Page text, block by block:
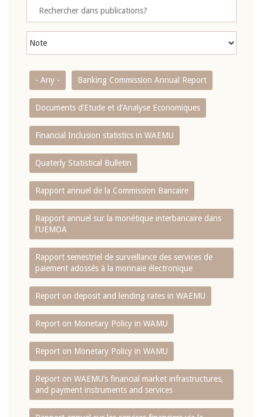
- Any - Banking Commission Annual Report
Documents d’Etude et d’Analyse Economiques
Financial Inclusion statistics in WAEMU
Quaterly Statistical Bulletin
Rapport annuel de la Commission Bancaire
Rapport annuel sur la monétique interbancaire dans
l'UEMOA
Rapport semestriel de surveillance des services de
paiement adossés à la monnaie électronique
Report on deposit and lending rates in WAEMU
Report on Monetary Policy in WAMU
Report on Monetary Policy in WAMU
Report on WAEMU’s financial market infrastructures,
and payment instruments and services